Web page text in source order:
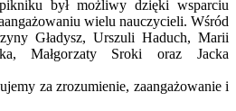
był możliwy dzięki wsparciu
wielu nauczycieli. Wśród
Gładysz, Urszuli Haduch, Marii
Małgorzaty Sroki oraz Jacka
za zrozumienie, zaangażowanie i